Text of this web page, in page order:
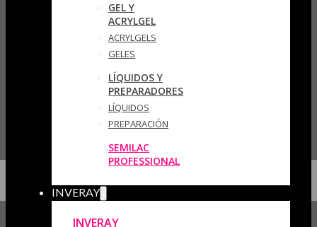
GEL Y
ACRYLGEL
ACRYLGELS
GELES
LÍQUIDOS Y
PREPARADORES
LÍQUIDOS
PREPARACIÓN
SEMILAC
PROFESSIONAL
INVERAY
INVERAY